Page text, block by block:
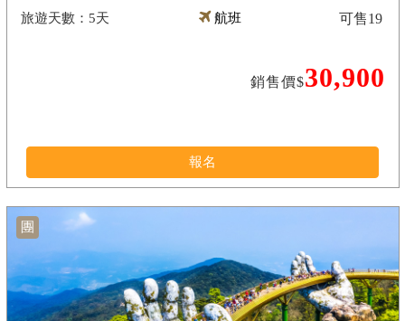
5天 航班
銷售價$30,900
可售19
報名
團